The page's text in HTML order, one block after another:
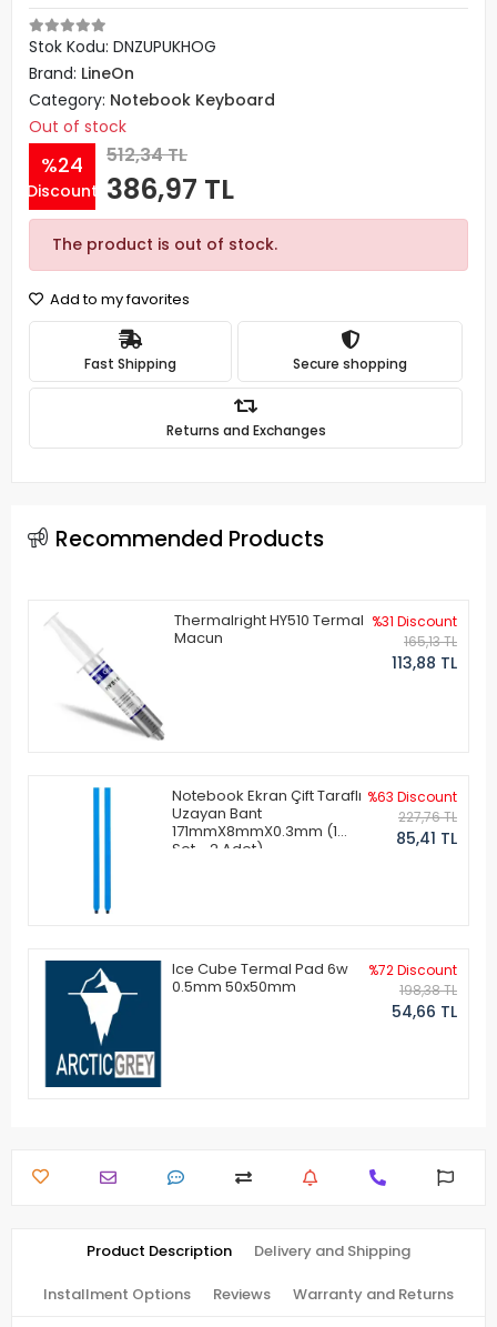
Stok Kodu: DNZUPUKHOG
Brand: LineOn
Category: Notebook Keyboard
Out of stock
%24
Discount
512,34 TL
386,97 TL
The product is out of stock.
Add to my favorites
Fast Shipping Secure shopping
Returns and Exchanges
Recommended Products
Thermalright HY510 Termal
Macun
%31 Discount
165,13 TL
113,88 TL
Notebook Ekran Çift Taraflı
Uzayan Bant
171mmX8mmX0.3mm (1
Set - 2 Adet)
%63 Discount
227,76 TL
85,41 TL
Ice Cube Termal Pad 6w
0.5mm 50x50mm
%72 Discount
198,38 TL
54,66 TL
Product Description Delivery and Shipping
Installment Options Reviews Warranty and Returns